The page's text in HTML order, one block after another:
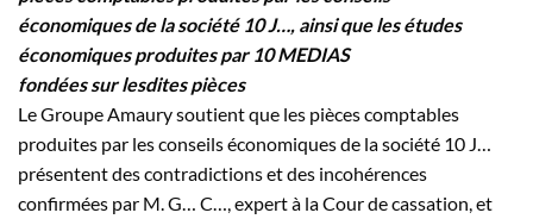
économiques de la société 10J…, ainsi que les études
économiques produites par 10 MEDIAS
fondées sur lesdites pièces
Le Groupe Amaury soutient que les pièces comptables
produites par les conseils économiques de la société 10 J…
présentent des contradictions et des incohérences
confirmées par M.G… C…, expert à la Cour de cassation, et